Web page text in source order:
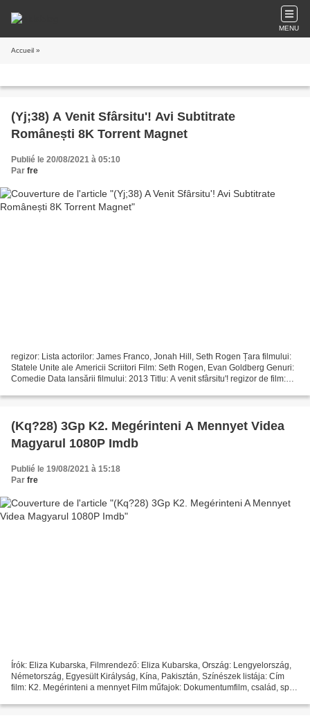
MENU
Accueil »
(Yj;38) A Venit Sfârsitu'! Avi Subtitrate
Românești 8K Torrent Magnet
Publié le 20/08/2021 à 05:10
Par fre
regizor: Lista actorilor: James Franco, Jonah Hill, Seth Rogen Țara filmului:
Statele Unite ale Americii Scriitori Film: Seth Rogen, Evan Goldberg Genuri:
Comedie Data lansării filmului: 2013 Titlu: A venit sfârsitu'! regizor de film:
(Kq?28) 3Gp K2. Megérinteni A Mennyet Videa
Magyarul 1080P Imdb
Publié le 19/08/2021 à 15:18
Par fre
Írók: Eliza Kubarska, Filmrendező: Eliza Kubarska, Ország: Lengyelország,
Németország, Egyesült Királyság, Kína, Pakisztán, Színészek listája: Cím
film: K2. Megérinteni a mennyet Film műfajok: Dokumentumfilm, család, sport